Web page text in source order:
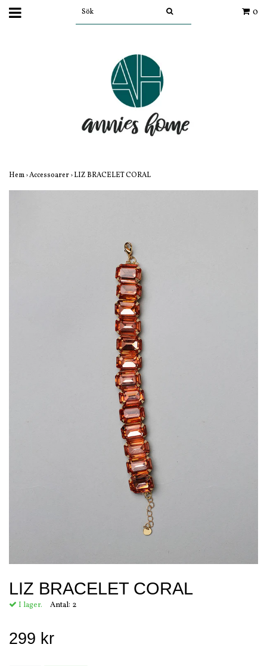
0
Hem›Accessoarer›LIZ BRACELET CORAL
LIZ BRACELET CORAL
I lager. Antal: 2
299 kr